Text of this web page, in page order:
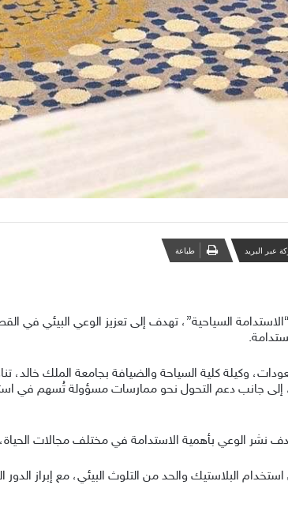
عبر البريد طباعة
السياحية”، تهدف إلى تعزيز الوعي البيئي في
وكيلة كلية السياحة والضيافة بجامعة الملك خالد،
إلى جانب دعم التحول نحو ممارسات مسؤولة تُسهم في
بهدف نشر الوعي بأهمية الاستدامة في مختلف مجالات
البلاستيك والحد من التلوث البيئي، مع إبراز